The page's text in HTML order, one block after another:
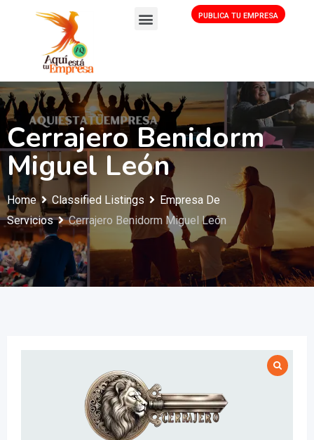
PUBLICA TU EMPRESA
Cerrajero Benidorm
Miguel León
Home Classified Listings
Empresa De
Servicios
Cerrajero Benidorm Miguel León